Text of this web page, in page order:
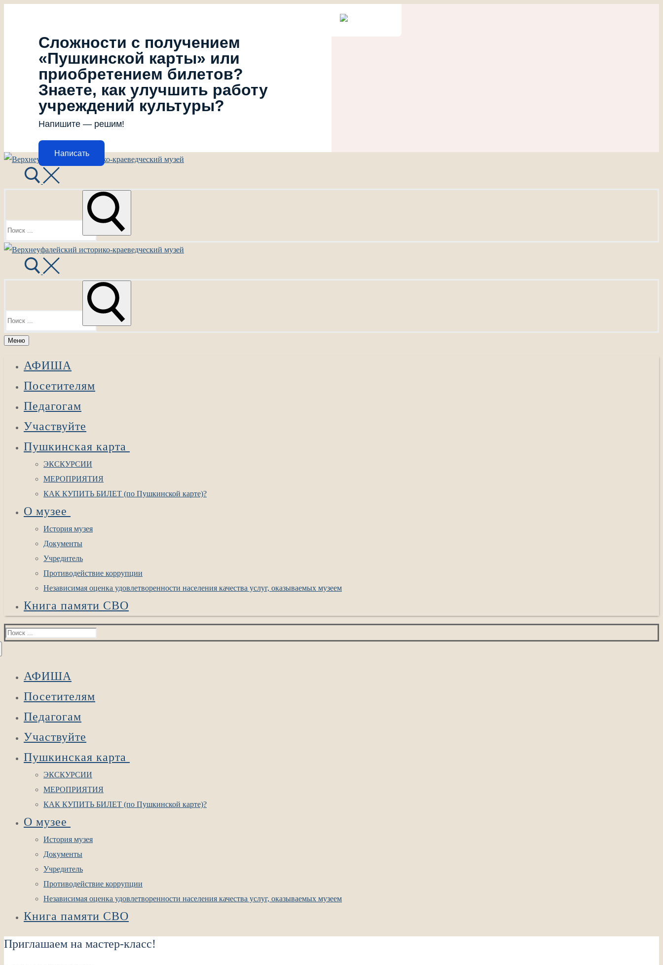
Сложности с получением
«Пушкинской карты» или
приобретением билетов?
Знаете, как улучшить работу
учреждений культуры?
Напишите — решим!
Написать
Перейти
содержимому
Меню
Закрыть
Меню
АФИША
Посетителям
Педагогам
Участвуйте
Пушкинская карта
ЭКСКУРСИИ
МЕРОПРИЯТИЯ
КАК КУПИТЬ БИЛЕТ (по Пушкинской карте)?
О музее
История музея
Документы
Учредитель
Противодействие коррупции
Независимая оценка удовлетворенности населения качества услуг, оказываемых музеем
Книга памяти СВО
Найти:
АФИША
Посетителям
Педагогам
Участвуйте
Пушкинская карта
ЭКСКУРСИИ
МЕРОПРИЯТИЯ
КАК КУПИТЬ БИЛЕТ (по Пушкинской карте)?
О музее
История музея
Документы
Учредитель
Противодействие коррупции
Независимая оценка удовлетворенности населения качества услуг, оказываемых музеем
Книга памяти СВО
Приглашаем на мастер-класс!